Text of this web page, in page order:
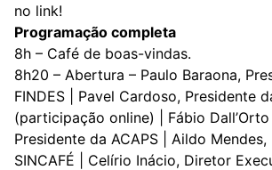
no link!
Programação completa
8h – Café de boas-vindas.
8h20 – Abertura – Paulo Baraona,
FINDES | Pavel Cardoso, Presidente
(participação online) | Fábio
Presidente da ACAPS | Aildo
SINCAFÉ | Celírio Inácio, Diretor